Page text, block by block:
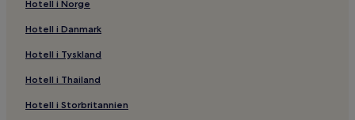
Hotell i Norge
Hotell i Danmark
Hotell i Tyskland
Hotell i Thailand
Hotell i Storbritannien